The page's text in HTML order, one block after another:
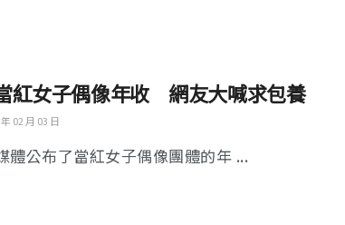
紅女子偶像年收 網友大喊求包養
02 月 03 日
體公布了當紅女子偶像團體的年 ...